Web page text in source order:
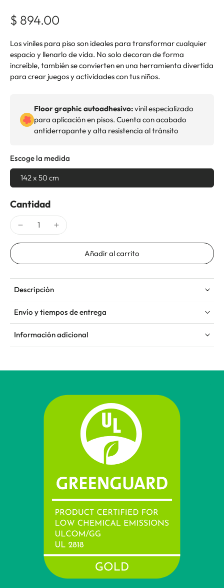
$ 894.00
Los viniles para piso son ideales para transformar cualquier
espacio y llenarlo de vida. No solo decoran de forma
increíble, también se convierten en una herramienta divertida
para crear juegos y actividades con tus niños.
Floor graphic autoadhesivo:vinil especializado
para aplicación en pisos. Cuenta con acabado
antiderrapante y alta resistencia al tránsito
Escoge la medida
142 x 50 cm
Cantidad
Añadir al carrito
Descripción
Envío y tiempos de entrega
Información adicional